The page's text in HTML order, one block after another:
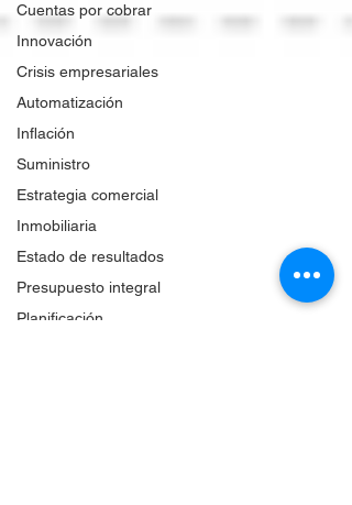
Cuentas por cobrar
Innovación
Crisis empresariales
Automatización
Inflación
Suministro
Estrategia comercial
Inmobiliaria
Estado de resultados
Presupuesto integral
Planificación